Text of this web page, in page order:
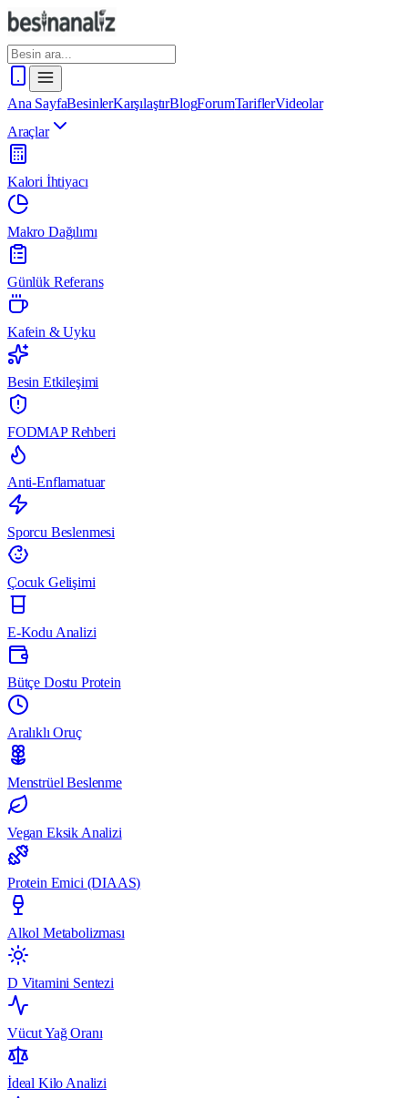
Ana SayfaBesinlerKarşılaştırBlogForumTariflerVideolar
Araçlar
Kalori İhtiyacı
Makro Dağılımı
Günlük Referans
Kafein & Uyku
Besin Etkileşimi
FODMAP Rehberi
Anti-Enflamatuar
Sporcu Beslenmesi
Çocuk Gelişimi
E-Kodu Analizi
Bütçe Dostu Protein
Aralıklı Oruç
Menstrüel Beslenme
Vegan Eksik Analizi
Protein Emici (DIAAS)
Alkol Metabolizması
D Vitamini Sentezi
Vücut Yağ Oranı
İdeal Kilo Analizi